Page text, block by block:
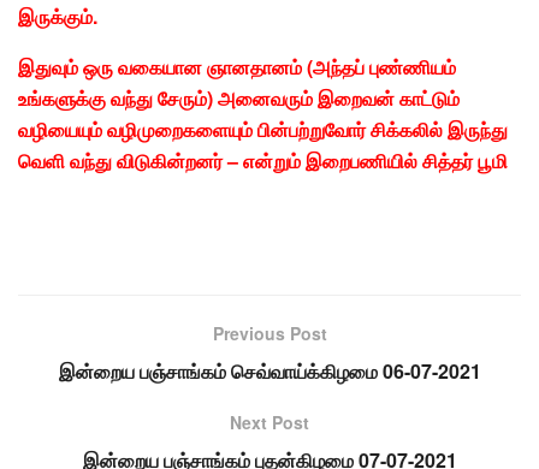
இருக்கும்.
இதுவும்ஒருவகையானஞானதானம் (அந்தப்புண்ணியம்
உங்களுக்குவந்துசேரும்)அனைவரும்இறைவன்காட்டும்
வழியையும்வழிமுறைகளையும்பின்பற்றுவோர்சிக்கலில்இருந்து
வெளிவந்துவிடுகின்றனர் – என்றும்இறைபணியில்சித்தர்பூமி
Previous Post
இன்றைய பஞ்சாங்கம் செவ்வாய்க்கிழமை 06-07-2021
Next Post
இன்றைய பஞ்சாங்கம் புதன்கிழமை 07-07-2021